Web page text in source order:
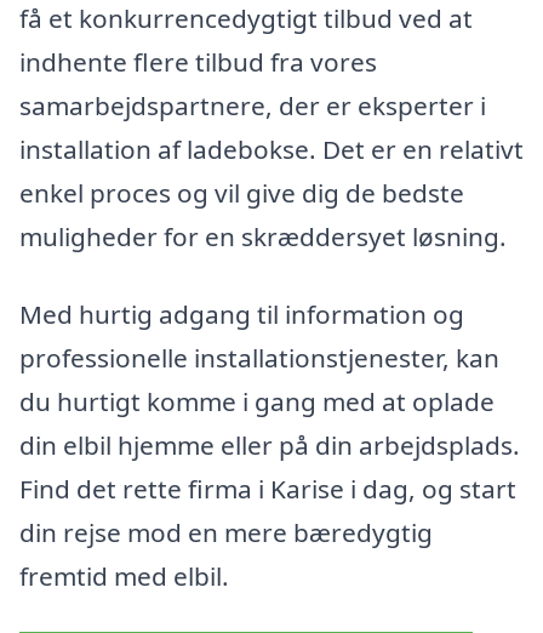
få et konkurrencedygtigt tilbud ved at
indhente flere tilbud fra vores
samarbejdspartnere, der er eksperter i
installation af ladebokse. Det er en relativt
enkel proces og vil give dig de bedste
muligheder for en skræddersyet løsning.
Med hurtig adgang til information og
professionelle installationstjenester, kan
du hurtigt komme i gang med at oplade
din elbil hjemme eller på din arbejdsplads.
Find det rette firma i Karise i dag, og start
din rejse mod en mere bæredygtig
fremtid med elbil.